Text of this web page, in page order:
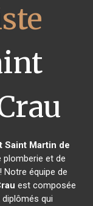
Saint Martin de
et de
équipe de
est composée
qui